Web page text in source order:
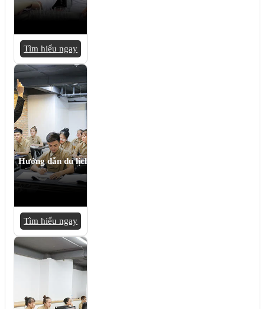
Tìm hiểu ngay
Hướng dẫn du lịch
Tìm hiểu ngay